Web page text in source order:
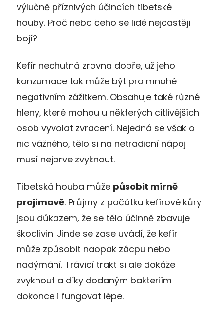
výlučně příznivých účincích tibetské
houby. Proč nebo čeho se lidé nejčastěji
bojí?
Kefír nechutná zrovna dobře, už jeho
konzumace tak může být pro mnohé
negativním zážitkem. Obsahuje také různé
hleny, které mohou u některých citlivějších
osob vyvolat zvracení. Nejedná se však o
nic vážného, tělo si na netradiční nápoj
musí nejprve zvyknout.
Tibetská houba může působit mírně
projímavě. Průjmy z počátku kefírové kůry
jsou důkazem, že se tělo účinně zbavuje
škodlivin. Jinde se zase uvádí, že kefír
může způsobit naopak zácpu nebo
nadýmání. Trávicí trakt si ale dokáže
zvyknout a díky dodaným bakteriím
dokonce i fungovat lépe.